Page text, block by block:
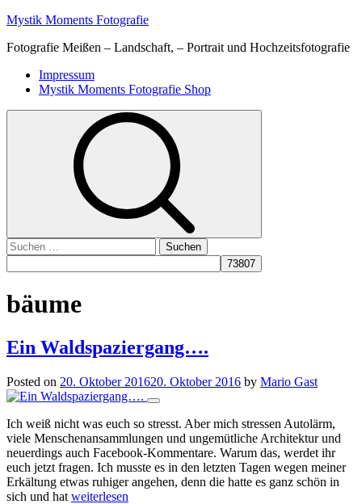
Skip
content
Mystik Moments Fotografie
Fotografie Meißen – Landschaft, – Portrait und Hochzeitsfotografie
Primary
Menu
Impressum
Mystik Moments Fotografie Shop
Suchen
nach:
bäume
Ein Waldspaziergang….
Posted on 20. Oktober 201620. Oktober 2016 by Mario Gast
Ich weiß nicht was euch so stresst. Aber mich stressen Autolärm,
viele Menschenansammlungen und ungemütliche Architektur und
neuerdings auch Facebook-Kommentare. Warum das, werdet ihr
euch jetzt fragen. Ich musste es in den letzten Tagen wegen meiner
Erkältung etwas ruhiger angehen, denn die hatte es ganz schön in
sich und hat weiterlesen